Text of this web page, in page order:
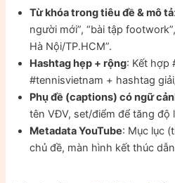
Từ khóa trong tiêu đề & mô tả
người mới”, “bài tập
Hà Nội/TP.HCM”.
Hashtag hẹp + rộng: Kết hợp
#tennisvietnam + hashtag
Phụ đề (captions) có ngữ
tên VĐV, set/điểm để tăng độ
Metadata YouTube: Mục lục
chủ đề, màn hình kết thúc